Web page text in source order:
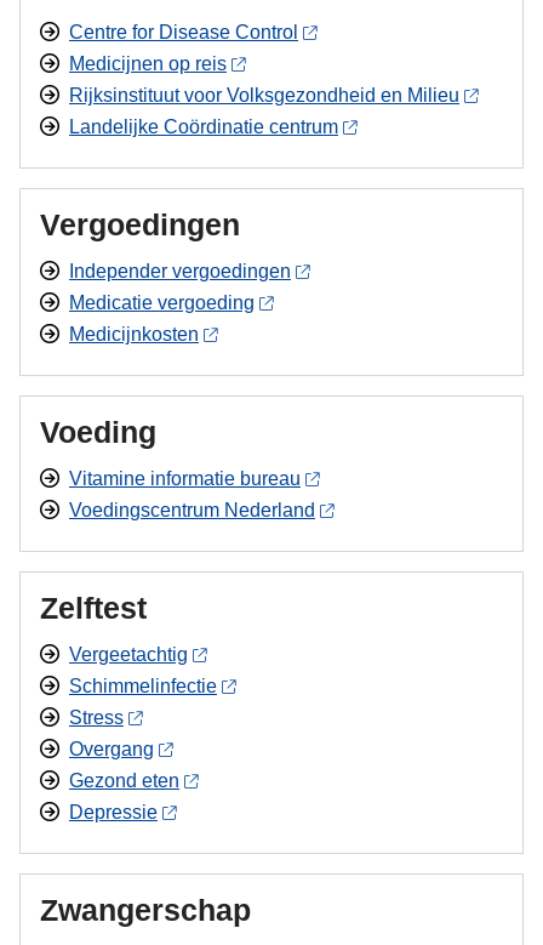
Centre for Disease Control
Medicijnen op reis
Rijksinstituut voor Volksgezondheid en Milieu
Landelijke Coördinatie centrum
Vergoedingen
Independer vergoedingen
Medicatie vergoeding
Medicijnkosten
Voeding
Vitamine informatie bureau
Voedingscentrum Nederland
Zelftest
Vergeetachtig
Schimmelinfectie
Stress
Overgang
Gezond eten
Depressie
Zwangerschap